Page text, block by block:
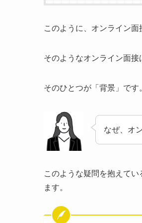
このように、オンライン面
そのようなオンライン面接
そのひとつが「背景」です
なぜ、オ
このような疑問を抱えて
ます。